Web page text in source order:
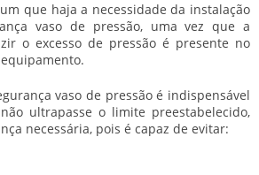
que haja a necessidade da instalação
vaso de pressão, uma vez que a
o excesso de pressão é presente no
vaso de pressãoé indispensável
ultrapasse o limite preestabelecido,
necessária, pois é capaz de evitar: